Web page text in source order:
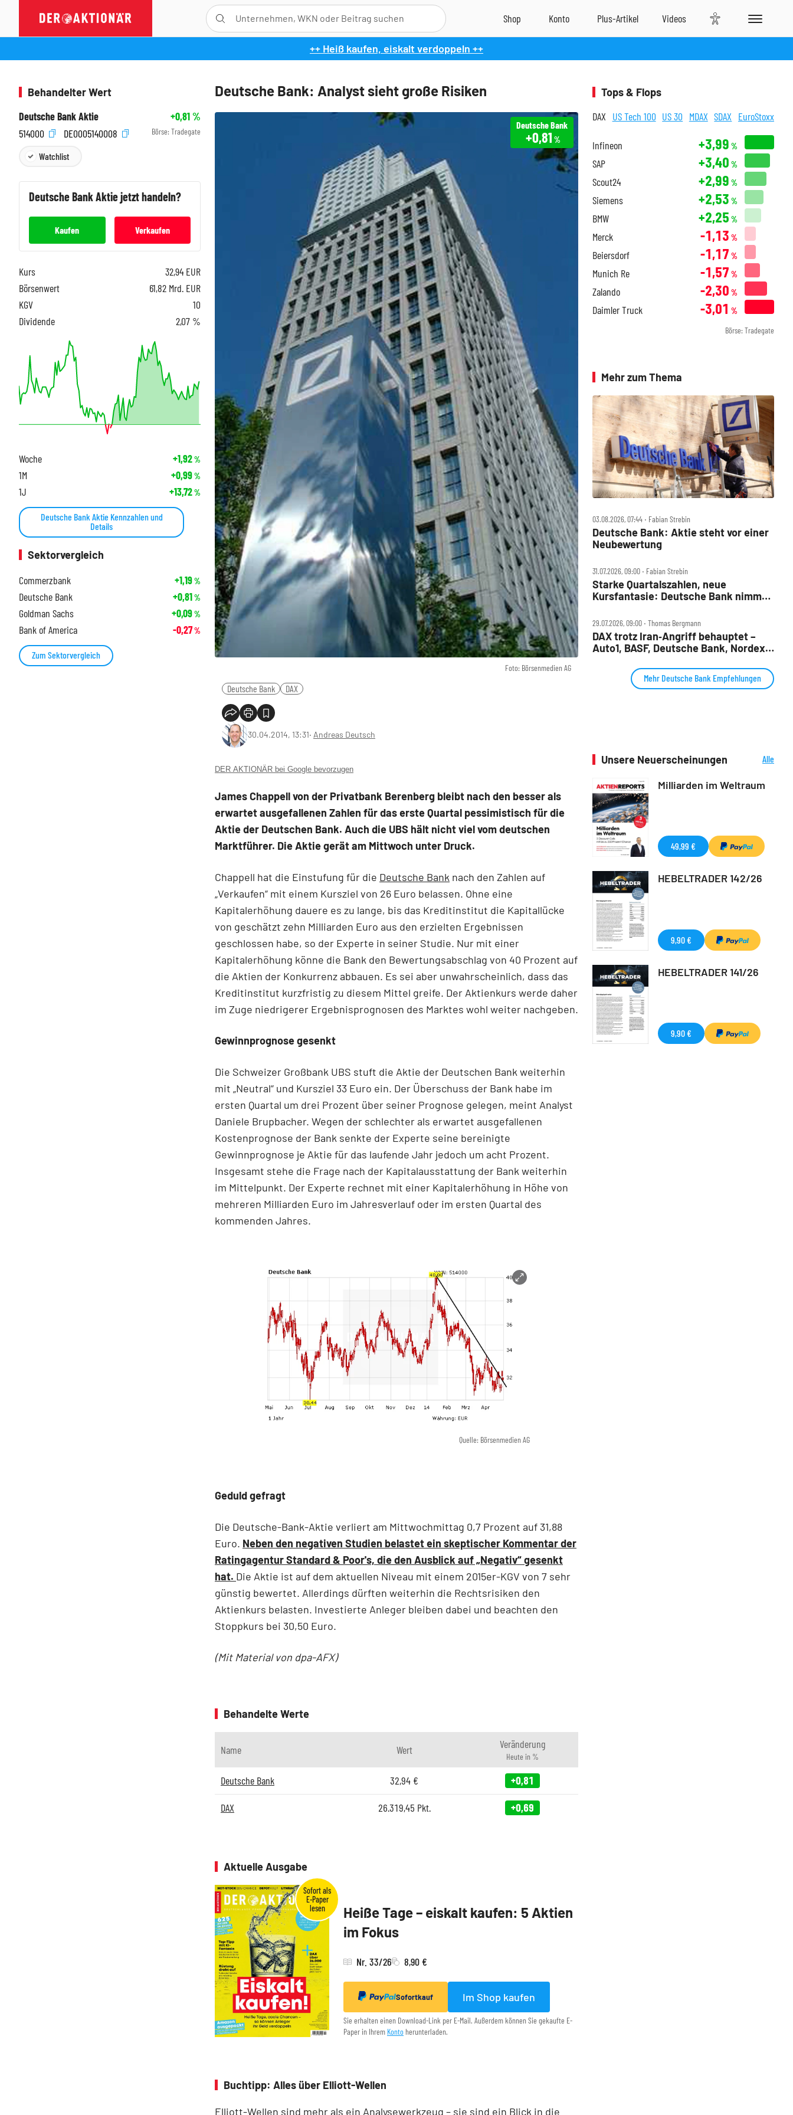
++ Heiß kaufen, eiskalt verdoppeln ++
Deutsche Bank: Analyst sieht große Risiken
Foto: Börsenmedien AG
Deutsche Bank
+0,81 %
Deutsche Bank DAX
30.04.2014, 13:31‧ Andreas Deutsch
DER AKTIONÄR bei Google bevorzugen
James Chappell von der Privatbank Berenberg bleibt nach den besser als
erwartet ausgefallenen Zahlen für das erste Quartal pessimistisch für die
Aktie der Deutschen Bank. Auch die UBS hält nicht viel vom deutschen
Marktführer. Die Aktie gerät am Mittwoch unter Druck.
Chappell hat die Einstufung für die Deutsche Bank nach den Zahlen auf
„Verkaufen“ mit einem Kursziel von 26 Euro belassen. Ohne eine
Kapitalerhöhung dauere es zu lange, bis das Kreditinstitut die Kapitallücke
von geschätzt zehn Milliarden Euro aus den erzielten Ergebnissen
geschlossen habe, so der Experte in seiner Studie. Nur mit einer
Kapitalerhöhung könne die Bank den Bewertungsabschlag von 40 Prozent auf
die Aktien der Konkurrenz abbauen. Es sei aber unwahrscheinlich, dass das
Kreditinstitut kurzfristig zu diesem Mittel greife. Der Aktienkurs werde daher
im Zuge niedrigerer Ergebnisprognosen des Marktes wohl weiter nachgeben.
Gewinnprognose gesenkt
Die Schweizer Großbank UBS stuft die Aktie der Deutschen Bank weiterhin
mit „Neutral“ und Kursziel 33 Euro ein. Der Überschuss der Bank habe im
ersten Quartal um drei Prozent über seiner Prognose gelegen, meint Analyst
Daniele Brupbacher. Wegen der schlechter als erwartet ausgefallenen
Kostenprognose der Bank senkte der Experte seine bereinigte
Gewinnprognose je Aktie für das laufende Jahr jedoch um acht Prozent.
Insgesamt stehe die Frage nach der Kapitalausstattung der Bank weiterhin
im Mittelpunkt. Der Experte rechnet mit einer Kapitalerhöhung in Höhe von
mehreren Milliarden Euro im Jahresverlauf oder im ersten Quartal des
kommenden Jahres.
Quelle: Börsenmedien AG
Geduld gefragt
Die Deutsche-Bank-Aktie verliert am Mittwochmittag 0,7 Prozent auf 31,88
Euro. Neben den negativen Studien belastet ein skeptischer Kommentar der
Ratingagentur Standard & Poor's, die den Ausblick auf „Negativ“ gesenkt
hat. Die Aktie ist auf dem aktuellen Niveau mit einem 2015er-KGV von 7 sehr
günstig bewertet. Allerdings dürften weiterhin die Rechtsrisiken den
Aktienkurs belasten. Investierte Anleger bleiben dabei und beachten den
Stoppkurs bei 30,50 Euro.
(Mit Material von dpa-AFX)
Behandelte Werte
Name Wert Veränderung
Heute in %
Deutsche Bank 32,94 € +0,81
DAX 26.319,45 Pkt. +0,69
Aktuelle Ausgabe
Heiße Tage – eiskalt kaufen: 5 Aktien
im Fokus
Nr. 33/26 8,90 €
Sofortkauf Im Shop kaufen
Sie erhalten einen Download-Link per E-Mail. Außerdem können Sie gekaufte E-
Paper in Ihrem Konto herunterladen.
Buchtipp: Alles über Elliott-Wellen
Elliott-Wellen sind mehr als ein Analysewerkzeug – sie sind ein Blick in die
Behandelter Wert
Deutsche Bank Aktie
+0,81%
514000
DE0005140008 Börse: Tradegate
Watchlist
Deutsche BankAktie jetzt handeln?
Kaufen Verkaufen
Kurs 32,94 EUR
Börsenwert
61,82 Mrd. EUR
KGV
10
Dividende
2,07 %
Woche +1,92%
1M +0,99%
1J +13,72%
Deutsche Bank Aktie Kennzahlen und
Details
Sektorvergleich
Commerzbank
+1,19%
Deutsche Bank +0,81%
Goldman Sachs +0,09%
Bank of America -0,27%
Zum Sektorvergleich
Tops & Flops
DAX US Tech 100 US 30 MDAX SDAX EuroStoxx
Infineon +3,99 %
SAP +3,40 %
Scout24 +2,99 %
Siemens +2,53 %
BMW +2,25 %
Merck -1,13 %
Beiersdorf -1,17 %
Munich Re -1,57 %
Zalando -2,30 %
Daimler Truck -3,01 %
Börse: Tradegate
Mehr zum Thema
03.08.2026, 07:44 ‧ Fabian Strebin
Deutsche Bank: Aktie steht vor einer
Neubewertung
31.07.2026, 09:00 ‧ Fabian Strebin
Starke Quartalszahlen, neue
Kursfantasie: Deutsche Bank nimmt
29.07.2026, 09:00 ‧ Thomas Bergmann
DAX trotz Iran‑Angriff behauptet –
Auto1, BASF, Deutsche Bank, Nordex,
Mehr Deutsche Bank Empfehlungen
Unsere Neuerscheinungen
Alle
Milliarden im Weltraum
49,99 €
HEBELTRADER 142/26
9,90 €
HEBELTRADER 141/26
9,90 €